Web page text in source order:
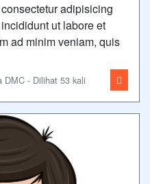
adipisicing
ut labore et
ad minim veniam, quis
DMC - Dilihat 53 kali